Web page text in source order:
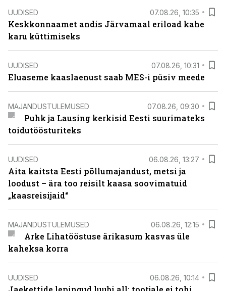
UUDISED 07.08.26, 10:35
Keskkonnaamet andis Järvamaal eriload kahe
karu küttimiseks
UUDISED 07.08.26, 10:31
Eluaseme kaaslaenust saab MES-i püsiv meede
MAJANDUSTULEMUSED 07.08.26, 09:30
Puhk ja Lausing kerkisid Eesti suurimateks
toidutöösturiteks
UUDISED 06.08.26, 13:27
Aita kaitsta Eesti põllumajandust, metsi ja
loodust – ära too reisilt kaasa soovimatuid
„kaasreisijaid“
MAJANDUSTULEMUSED 06.08.26, 12:15
Arke Lihatööstuse ärikasum kasvas üle
kaheksa korra
UUDISED 06.08.26, 10:14